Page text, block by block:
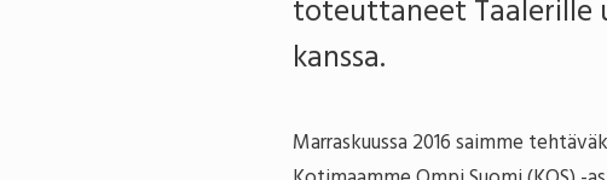
toteuttaneet Taalerille
kanssa.
Marraskuussa 2016 saimme